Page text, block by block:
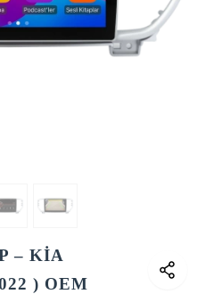
– KİA
) OEM